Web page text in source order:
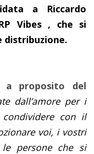
a Riccardo
Vibes , che si
distribuzione.
a proposito del
dall’amore per i
con il
voi, i vostri
persone che si